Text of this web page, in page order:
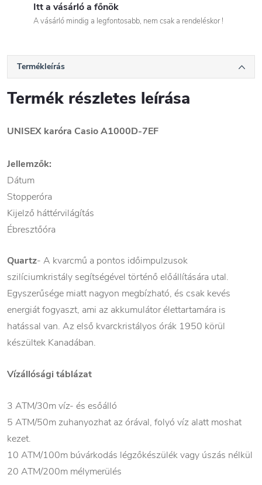
Itt a vásárló a főnök
A vásárló mindig a legfontosabb, nem csak a rendeléskor !
Termékleírás
Termék részletes leírása
UNISEX karóra CasioA1000D-7EF
Jellemzők:
Dátum
Stopperóra
Kijelző háttérvilágítás
Ébresztőóra
Quartz- A kvarcmű a pontos időimpulzusok
szilíciumkristály segítségével történő előállítására utal.
Egyszerűsége miatt nagyon megbízható, és csak kevés
energiát fogyaszt, ami az akkumulátor élettartamára is
hatással van. Az első kvarckristályos órák 1950 körül
készültek Kanadában.
Vízállósági táblázat
3 ATM/30m víz- és esőálló
5 ATM/50m zuhanyozhat az órával, folyó víz alatt moshat
kezet.
10 ATM/100m búvárkodás légzőkészülék vagy úszás nélkül
20 ATM/200m mélymerülés